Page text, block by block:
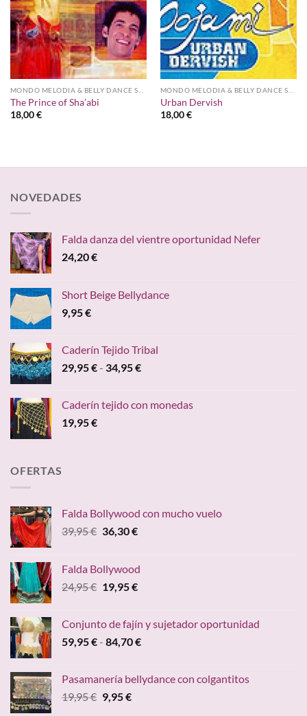
The Prince of Sha’abi
18,00€
Urban Dervish
18,00€
NOVEDADES
Falda danza del vientre oportunidad Nefer
24,20€
Short Beige Bellydance
9,95€
Caderín Tejido Tribal
29,95€- 34,95€Rango
desde
Caderín tejido con monedas
19,95€
OFERTAS
Falda Bollywood con mucho vuelo
39,95€ El
era:
39,95 €.
36,30€El
es:
36,30 €.
Falda Bollywood
24,95€ El
era:
24,95 €.
19,95€El
es:
19,95 €.
Conjunto de fajín y sujetador oportunidad
59,95€- 84,70€Rango
desde
Pasamanería bellydance con colgantitos
19,95€ El
9,95€El